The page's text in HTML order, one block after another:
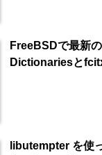
FreeBSDで最新
Dictionariesと
libutempter を使